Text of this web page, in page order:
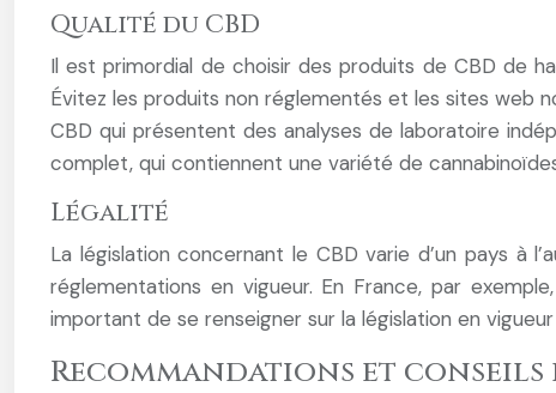
Qualité du CBD
Il est primordial de choisir des produits de CBD de
Évitez les produits non réglementés et les sites web
CBD qui présentent des analyses de laboratoire
complet, qui contiennent une variété de
Légalité
La législation concernant le CBD varie d’un pays à
réglementations en vigueur. En France, par
important de se renseigner sur la législation en
Recommandations et